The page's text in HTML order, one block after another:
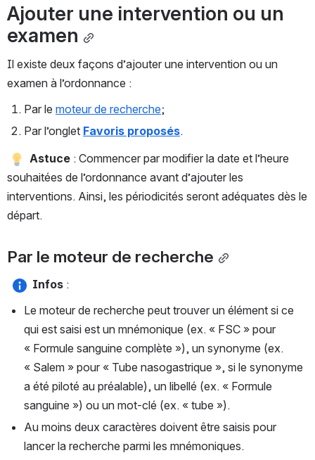
Ajouter une intervention ou un
examen
Il existe deux façons d’ajouter une intervention ou un
examen à l’ordonnance :
Par le moteur de recherche;
Par l’onglet Favoris proposés.
Astuce : Commencer par modifier la date et l’heure
souhaitées de l’ordonnance avant d’ajouter les
interventions. Ainsi, les périodicités seront adéquates dès le
départ.
Par le moteur de recherche
Infos :
Le moteur de recherche peut trouver un élément si ce
qui est saisi est un mnémonique (ex. « FSC » pour
« Formule sanguine complète »), un synonyme (ex.
« Salem » pour « Tube nasogastrique », si le synonyme
a été piloté au préalable), un libellé (ex. « Formule
sanguine ») ou un mot-clé (ex. « tube »).
Au moins deux caractères doivent être saisis pour
lancer la recherche parmi les mnémoniques.